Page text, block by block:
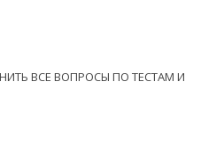
ВСЕ ВОПРОСЫ ПО ТЕСТАМ И